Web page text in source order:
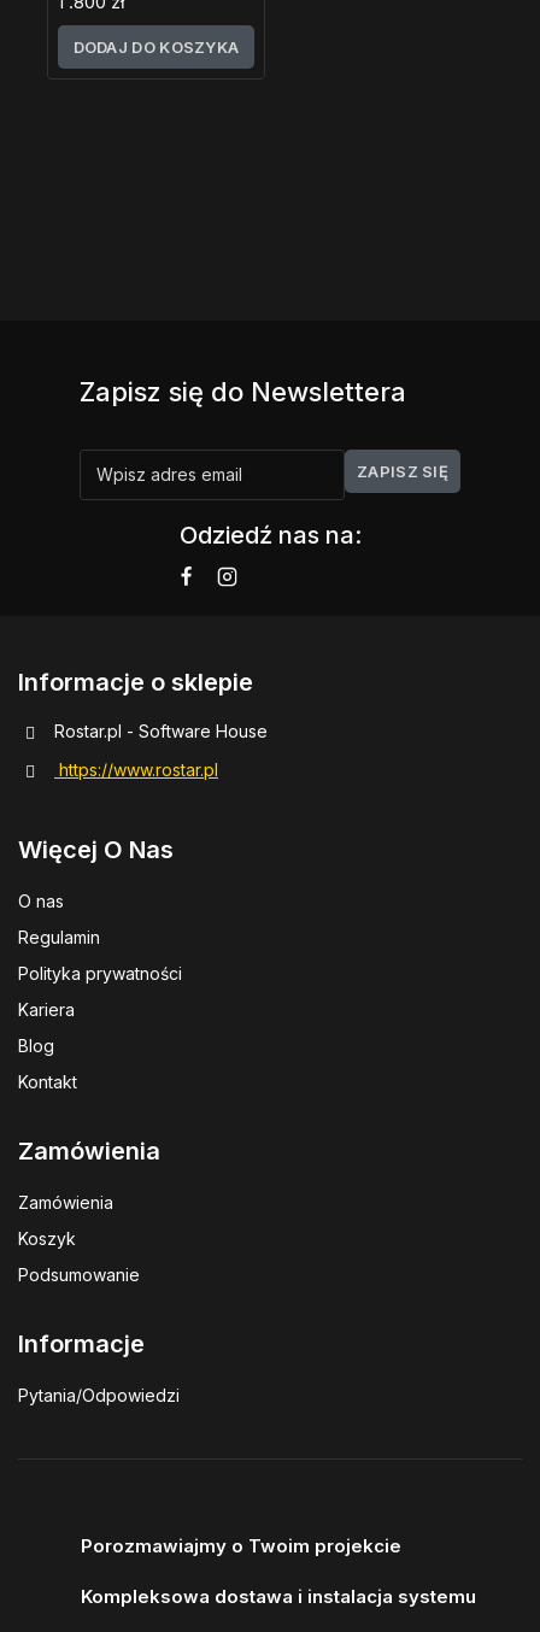
5
DODAJ DO KOSZYKA
Zapisz się do Newslettera
Odziedź nas na:
Informacje o sklepie
Rostar.pl - Software House
https://www.rostar.pl
Więcej O Nas
O nas
Regulamin
Polityka prywatności
Kariera
Blog
Kontakt
Zamówienia
Zamówienia
Koszyk
Podsumowanie
Informacje
Pytania/Odpowiedzi
Porozmawiajmy o Twoim projekcie
Kompleksowa dostawa i instalacja systemu